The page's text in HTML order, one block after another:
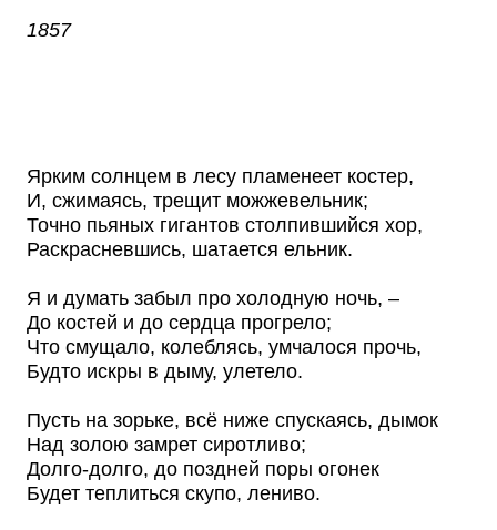
1857
Ярким солнцем в лесу пламенеет костер,
И, сжимаясь, трещит можжевельник;
Точно пьяных гигантов столпившийся хор,
Раскрасневшись, шатается ельник.
Я и думать забыл про холодную ночь, –
До костей и до сердца прогрело;
Что смущало, колеблясь, умчалося прочь,
Будто искры в дыму, улетело.
Пусть на зорьке, всё ниже спускаясь, дымок
Над золою замрет сиротливо;
Долго-долго, до поздней поры огонек
Будет теплиться скупо, лениво.